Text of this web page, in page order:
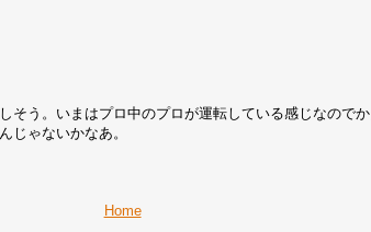
そう。いまはプロ中のプロが運転している感じなので
じゃないかなあ。
Home